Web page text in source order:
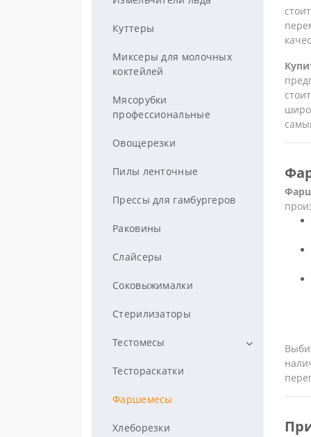
Холодильные столы
Холодильные шкафы
Шоковая заморозка
Холодильные витрины
Машина для гамбургеров
Печи
Пароконвекционные печи
Печи для пиццы
Печи конвекционные
Газовые плиты
Плиты электрические
Куттеры
Миксеры для молочных
коктейлей
Мясорубки
профессиональные
Овощерезки
Пилы ленточные
Прессы для гамбургеров
Раковины
Слайсеры
Соковыжималки
Стерилизаторы
Тестомесы
Тестомесы горизонтальные
Тестомесы спиральные
Тестораскатки
Фаршемесы
Хлеборезки